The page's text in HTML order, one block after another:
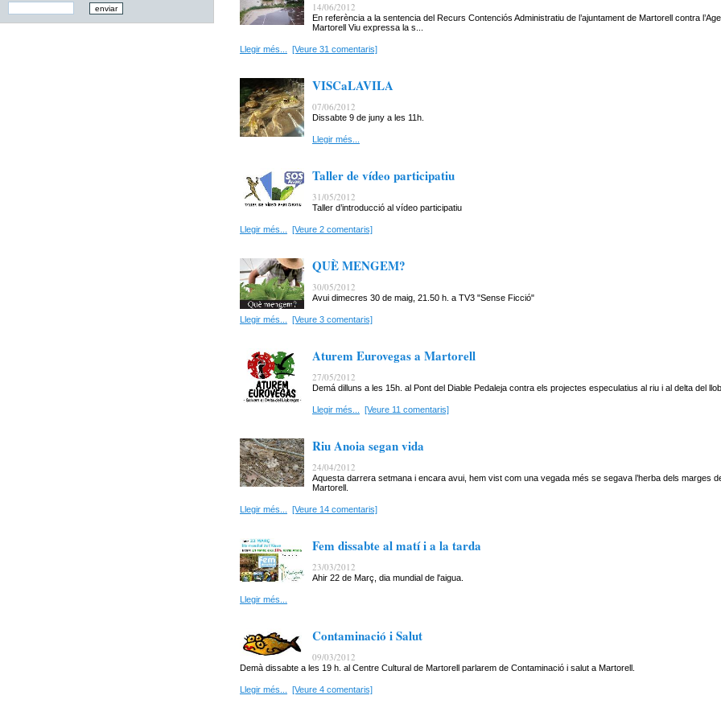
14/06/2012
En referència a la sentencia del Recurs Contenciós Administratiu de l’ajuntament de Martorell contra
Martorell Viu expressa la s...
Llegir més... [Veure 31 comentaris]
VISCaLAVILA
07/06/2012
Dissabte 9 de juny a les 11h.
Llegir més...
Taller de vídeo participatiu
31/05/2012
Taller d’introducció al vídeo participatiu
Llegir més... [Veure 2 comentaris]
QUÈ MENGEM?
30/05/2012
Avui dimecres 30 de maig, 21.50 h. a TV3 "Sense Ficció"
Llegir més... [Veure 3 comentaris]
Aturem Eurovegas a Martorell
27/05/2012
Demá dilluns a les 15h. al Pont del Diable Pedaleja contra els projectes especulatius al riu i al delta del
Llegir més... [Veure 11 comentaris]
Riu Anoia segan vida
24/04/2012
Aquesta darrera setmana i encara avui, hem vist com una vegada més se segava l’herba dels marges
Martorell.
Llegir més... [Veure 14 comentaris]
Fem dissabte al matí i a la tarda
23/03/2012
Ahir 22 de Març, dia mundial de l'aigua.
Llegir més...
Contaminació i Salut
09/03/2012
Demà dissabte a les 19 h. al Centre Cultural de Martorell parlarem de Contaminació i salut a Martorell.
Llegir més... [Veure 4 comentaris]